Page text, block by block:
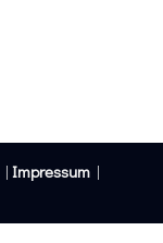
|Impressum |